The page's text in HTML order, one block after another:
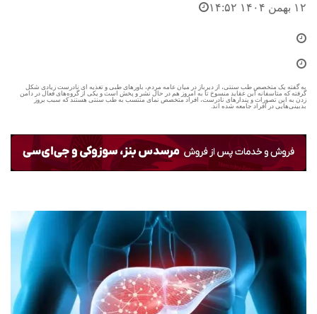
۱۲ بهمن ۱۴۰۴ ۱۴:۵۲
به گفته یک متخصص طب سنتی، از دیرباز در میان عامه مردم، باورهای طبی و تغذیه ای نادرست زیادی شکل
گرفته که متاسفانه این عقاید منسوخ تا به امروز هم در حال نشر و پخش است و یکی از گروه‌های فعال در دامن
زدن به این تصورات و پندارهای نادرست، افراد متخصص نمای منتسب به طب سنتی هستند که سبب بروز
بدبینی‌هایی در افراد جامعه شده اند.